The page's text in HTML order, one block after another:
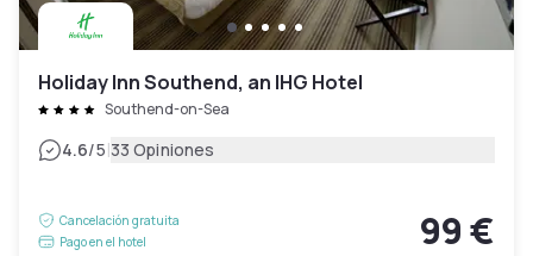
Holiday Inn Southend, an IHG Hotel
Southend-on-Sea
4.6/5|33 Opiniones
Cancelación gratuita
Pago en el hotel
99 €